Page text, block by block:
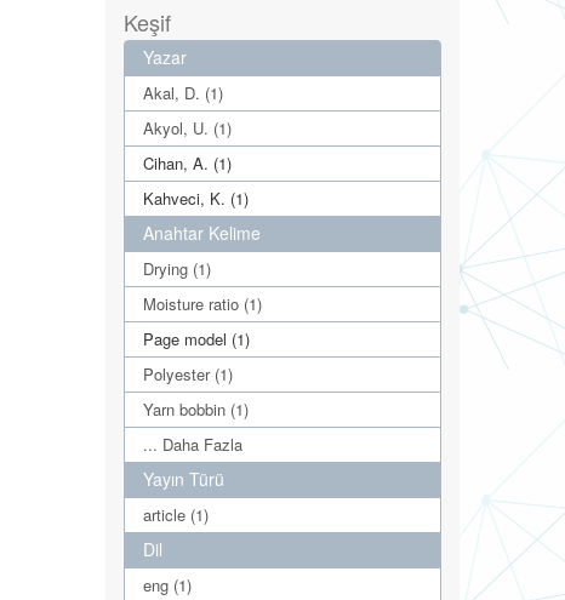
Keşif
Yazar
Akal, D. (1)
Akyol, U. (1)
Cihan, A. (1)
Kahveci, K. (1)
Anahtar Kelime
Drying (1)
Moisture ratio (1)
Page model (1)
Polyester (1)
Yarn bobbin (1)
... Daha Fazla
Yayın Türü
article (1)
Dil
eng (1)